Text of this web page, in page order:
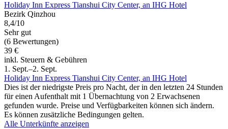
Holiday Inn Express Tianshui City Center, an IHG Hotel
Bezirk Qinzhou
8,4/10
Sehr gut
(6 Bewertungen)
39 €
inkl. Steuern & Gebühren
1. Sept.–2. Sept.
Holiday Inn Express Tianshui City Center, an IHG Hotel
Dies ist der niedrigste Preis pro Nacht, der in den letzten 24 Stunden
für einen Aufenthalt mit 1 Übernachtung von 2 Erwachsenen
gefunden wurde. Preise und Verfügbarkeiten können sich ändern.
Es können zusätzliche Bedingungen gelten.
Alle Unterkünfte anzeigen